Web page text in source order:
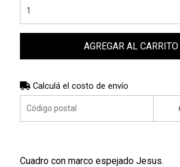
AGREGAR AL CARRITO
Calculá el costo de envío
Cuadro con marco espejado Jesus.